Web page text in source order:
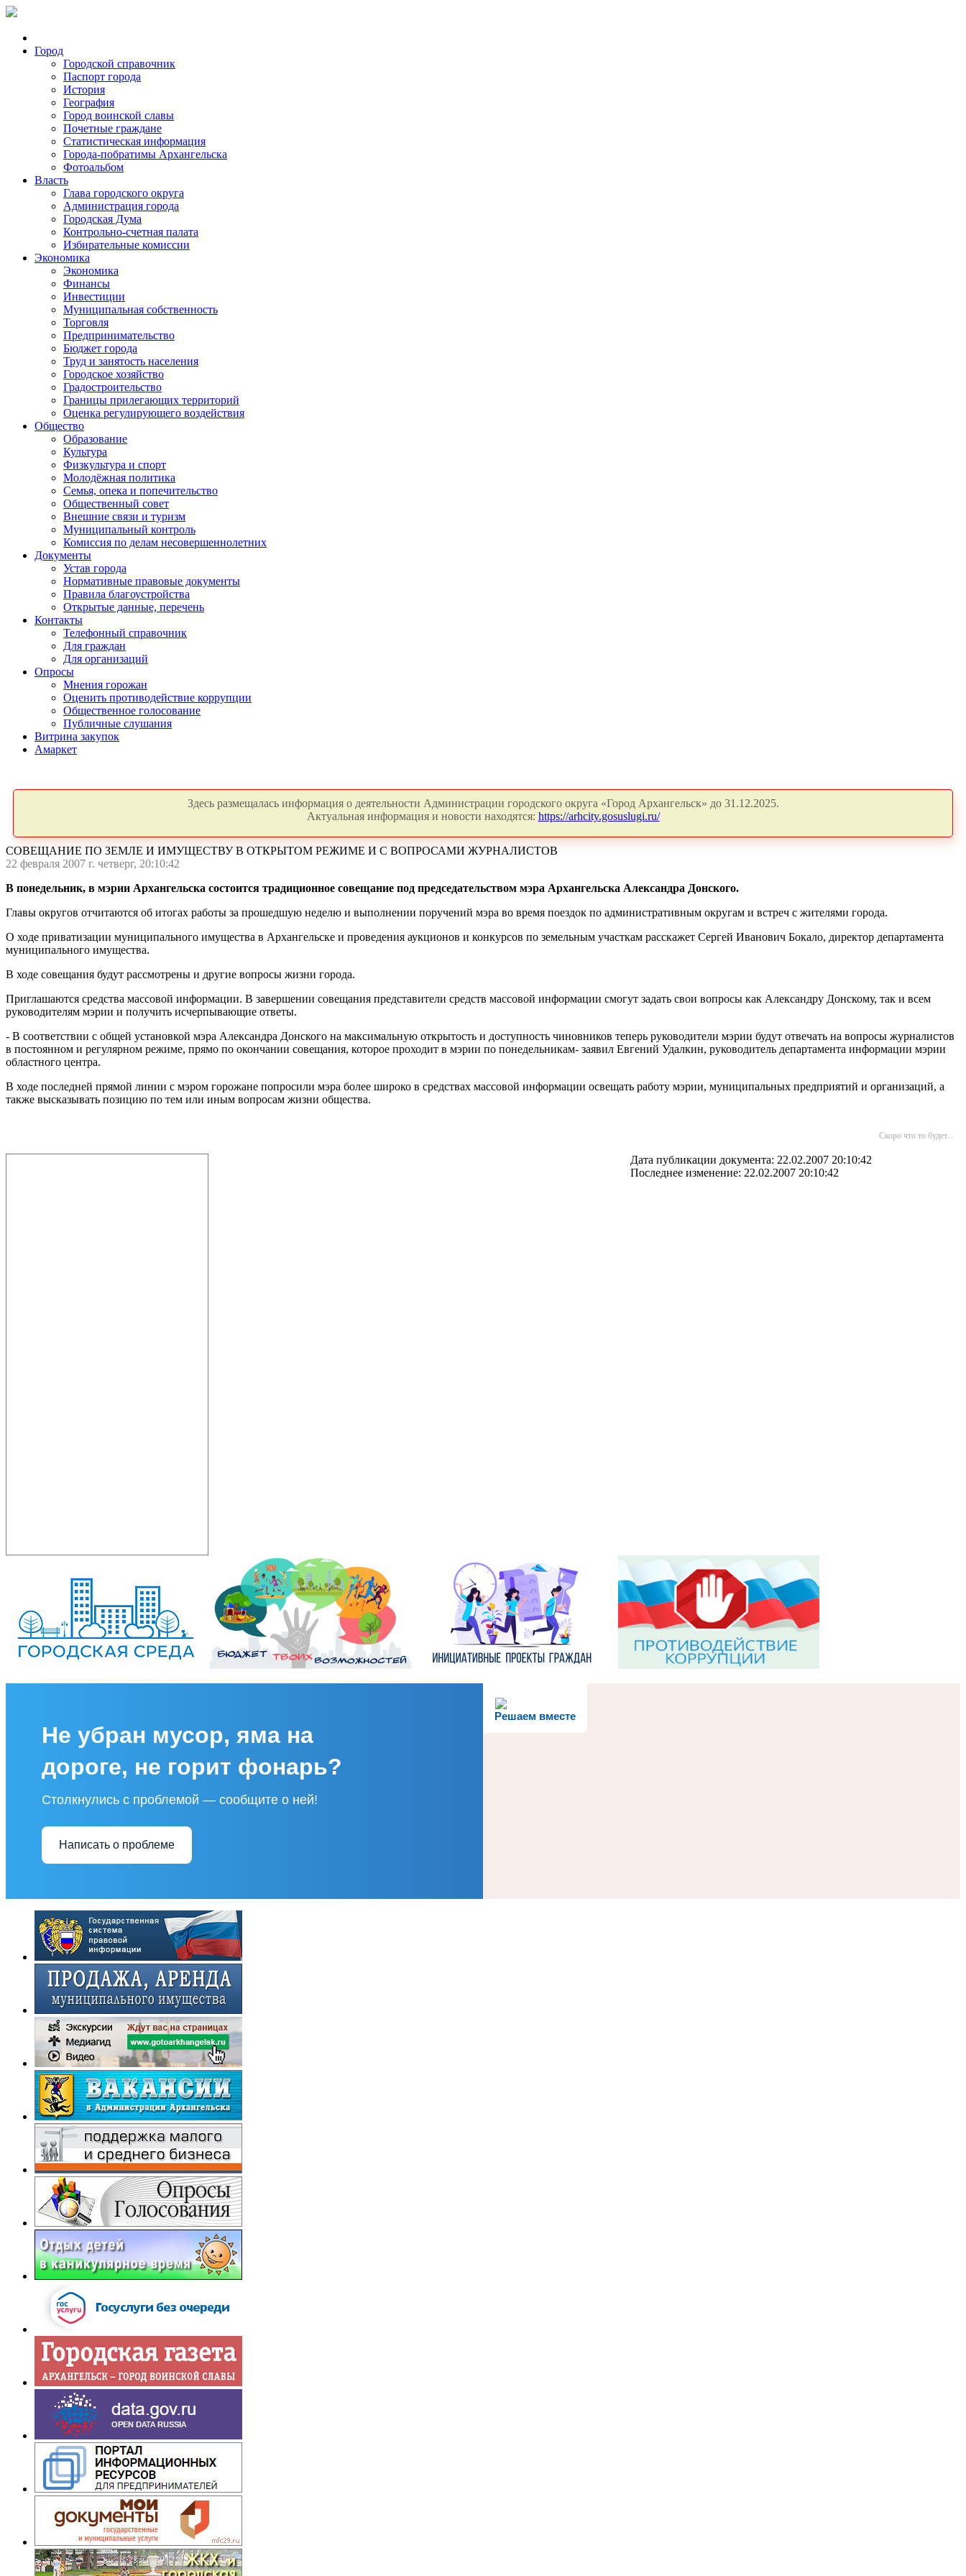
Город
Городской справочник
Паспорт города
История
География
Город воинской славы
Почетные граждане
Статистическая информация
Города-побратимы Архангельска
Фотоальбом
Власть
Глава городского округа
Администрация города
Городская Дума
Контрольно-счетная палата
Избирательные комиссии
Экономика
Экономика
Финансы
Инвестиции
Муниципальная собственность
Торговля
Предпринимательство
Бюджет города
Труд и занятость населения
Городское хозяйство
Градостроительство
Границы прилегающих территорий
Оценка регулирующего воздействия
Общество
Образование
Культура
Физкультура и спорт
Молодёжная политика
Семья, опека и попечительство
Общественный совет
Внешние связи и туризм
Муниципальный контроль
Комиссия по делам несовершеннолетних
Документы
Устав города
Нормативные правовые документы
Правила благоустройства
Открытые данные, перечень
Контакты
Телефонный справочник
Для граждан
Для организаций
Опросы
Мнения горожан
Оценить противодействие коррупции
Общественное голосование
Публичные слушания
Витрина закупок
Амаркет
Здесь размещалась информация о деятельности Администрации городского округа «Город Архангельск» до 31.12.2025.
Актуальная информация и новости находятся: https://arhcity.gosuslugi.ru/
СОВЕЩАНИЕ ПО ЗЕМЛЕ И ИМУЩЕСТВУ В ОТКРЫТОМ РЕЖИМЕ И С ВОПРОСАМИ ЖУРНАЛИСТОВ
22 февраля 2007 г. четверг, 20:10:42
В понедельник, в мэрии Архангельска состоится традиционное совещание под председательством мэра Архангельска Александра Донского.
Главы округов отчитаются об итогах работы за прошедшую неделю и выполнении поручений мэра во время поездок по административным округам и встреч с жителями города.
О ходе приватизации муниципального имущества в Архангельске и проведения аукционов и конкурсов по земельным участкам расскажет Сергей Иванович Бокало, директор департамента
муниципального имущества.
В ходе совещания будут рассмотрены и другие вопросы жизни города.
Приглашаются средства массовой информации. В завершении совещания представители средств массовой информации смогут задать свои вопросы как Александру Донскому, так и всем
руководителям мэрии и получить исчерпывающие ответы.
- В соответствии с общей установкой мэра Александра Донского на максимальную открытость и доступность чиновников теперь руководители мэрии будут отвечать на вопросы журналистов
в постоянном и регулярном режиме, прямо по окончании совещания, которое проходит в мэрии по понедельникам- заявил Евгений Удалкин, руководитель департамента информации мэрии
областного центра.
В ходе последней прямой линии с мэром горожане попросили мэра более широко в средствах массовой информации освещать работу мэрии, муниципальных предприятий и организаций, а
также высказывать позицию по тем или иным вопросам жизни общества.
Скоро что то будет...
Дата публикации документа: 22.02.2007 20:10:42
Последнее изменение: 22.02.2007 20:10:42
Решаем вместе
Не убран мусор, яма на
дороге, не горит фонарь?
Столкнулись с проблемой — сообщите о ней!
Написать о проблеме